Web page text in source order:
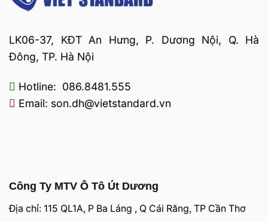
LK06-37, KĐT An Hưng, P. Dương Nội, Q. Hà
Đông, TP. Hà Nội
Hotline: 086.8481.555
Email: son.dh@vietstandard.vn
Công Ty MTV Ô Tô Út Dương
Địa chỉ: 115 QL1A, P Ba Láng , Q Cái Răng, TP Cần Thơ